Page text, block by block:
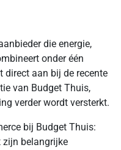
die energie,
onder één
direct aan bij de recente
van Budget Thuis,
verder wordt versterkt.
bij Budget Thuis:
zijn belangrijke